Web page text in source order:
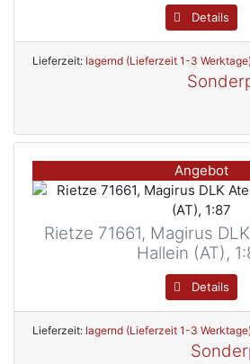
Details
Lieferzeit: lagernd (Lieferzeit 1-3
Angebot
Rietze 71661, Magirus
Hallein (AT),
Details
Lieferzeit: lagernd (Lieferzeit 1-3